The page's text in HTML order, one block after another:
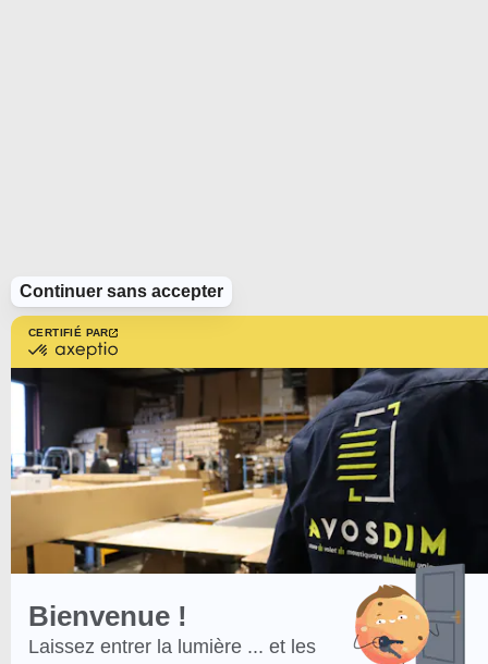
CERTIFIÉ PAR
savoir
plus
sur
Axeptio
Bienvenue !
Laissez entrer la lumière ... et les
Continuer sans accepter